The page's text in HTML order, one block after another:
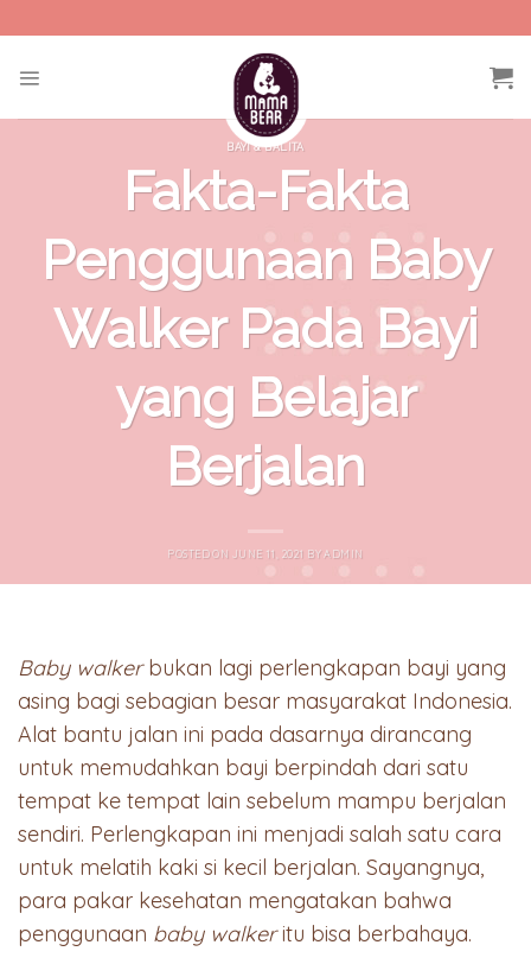
to
BAYI & BALITA
Fakta-Fakta
Penggunaan Baby
Walker Pada Bayi
yang Belajar
Berjalan
POSTED ON JUNE 11, 2021 BY ADMIN
Baby walkerbukan lagi perlengkapan bayi yang
asing bagi sebagian besar masyarakat Indonesia.
Alat bantu jalan ini pada dasarnya dirancang
untuk memudahkan bayi berpindah dari satu
tempat ke tempat lain sebelum mampu berjalan
sendiri. Perlengkapan ini menjadi salah satu cara
untuk melatih kaki si kecil berjalan. Sayangnya,
para pakar kesehatan mengatakan bahwa
penggunaan baby walkeritu bisa berbahaya.